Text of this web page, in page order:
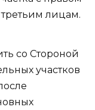
лицам.
со Стороной
участков